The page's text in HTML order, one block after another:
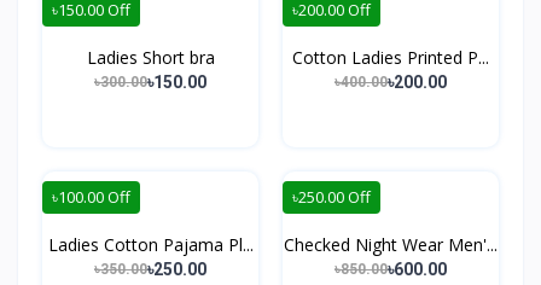
৳150.00 Off
Ladies Short bra
৳300.00৳150.00
৳200.00 Off
Cotton Ladies Printed P...
৳400.00৳200.00
৳100.00 Off
Ladies Cotton Pajama Pl...
৳350.00৳250.00
৳250.00 Off
Checked Night Wear Men'...
৳850.00৳600.00